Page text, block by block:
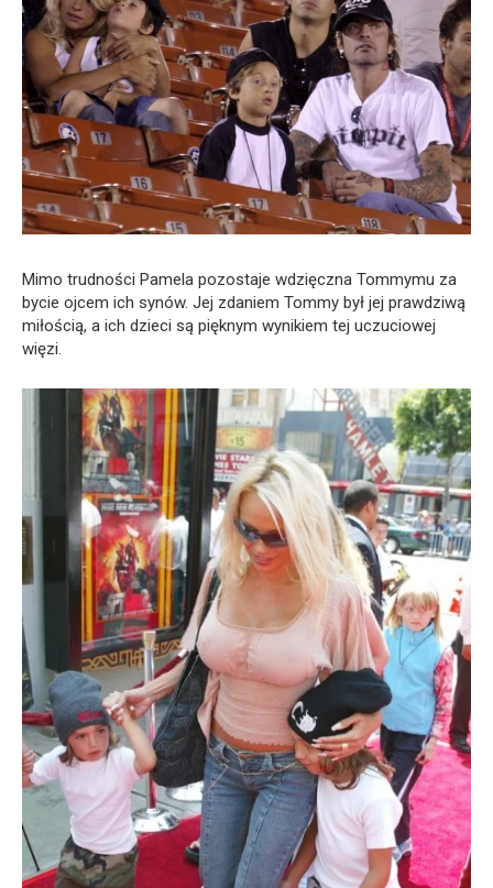
Mimo trudności Pamela pozostaje wdzięczna Tommymu za
bycie ojcem ich synów. Jej zdaniem Tommy był jej prawdziwą
miłością, a ich dzieci są pięknym wynikiem tej uczuciowej
więzi.